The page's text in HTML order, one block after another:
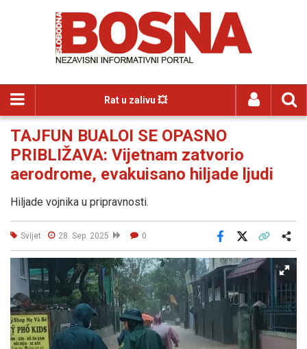
Rat u zalivu 💥
TAJFUN BUALOI SE OPASNO
PRIBLIŽAVA: Vijetnam zatvorio
aerodrome, evakuisano hiljade ljudi
Hiljade vojnika u pripravnosti.
Svijet 28. Sep. 2025 0
Facebook